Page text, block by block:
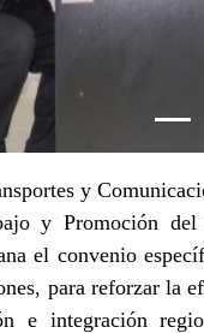
y
y Promoción
el convenio
para reforzar la
e integración